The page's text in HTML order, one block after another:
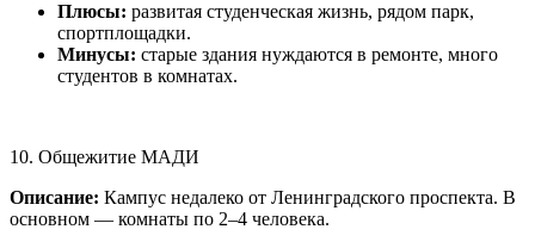
Плюсы: развитая студенческая жизнь, рядом парк,
спортплощадки.
Минусы: старые здания нуждаются в ремонте, много
студентов в комнатах.
10. Общежитие МАДИ
Описание: Кампус недалеко от Ленинградского проспекта. В
основном — комнаты по 2–4 человека.